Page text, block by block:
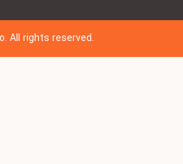
All rights reserved.